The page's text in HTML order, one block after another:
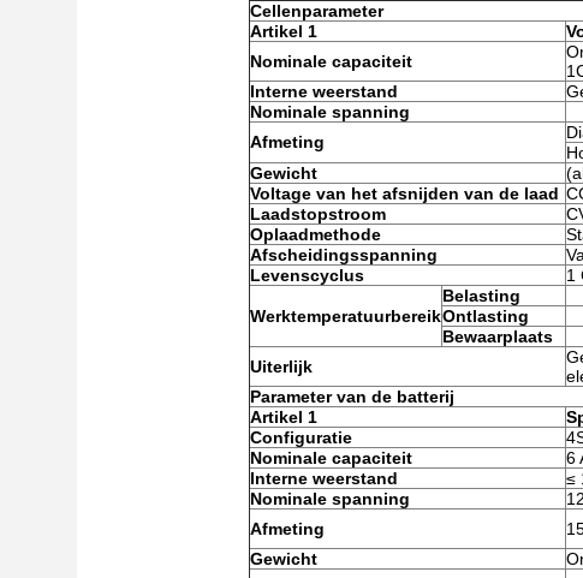
Cellenparameter
Artikel 1
Nominale capaciteit
Interne weerstand
Nominale spanning
Afmeting
Gewicht
Voltage van het afsnijden van de laad
Laadstopstroom
Oplaadmethode
Afscheidingsspanning
Levenscyclus
1
Werktemperatuurbereik
Belasting
Ontlasting
Bewaarplaats
Uiterlijk
Parameter van de batterij
Artikel 1
Configuratie
Nominale capaciteit
6
Interne weerstand
≤
Nominale spanning
Afmeting
Gewicht